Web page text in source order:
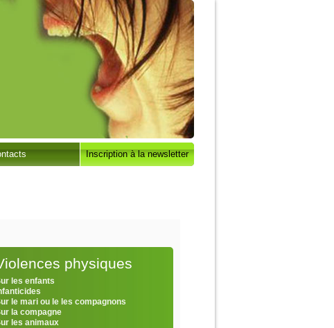
Inscription à la newsletter
physiques
les enfants
le mari ou le les compagnons
la compagne
les animaux